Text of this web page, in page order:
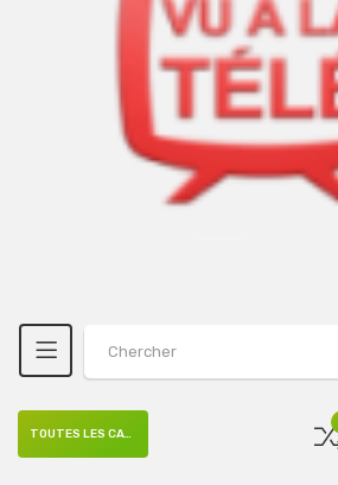
TOUTES LES CATÉGORIES